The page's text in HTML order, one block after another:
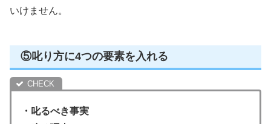
いけません。
⑤叱り方に4つの要素を入れる
・叱るべき事実